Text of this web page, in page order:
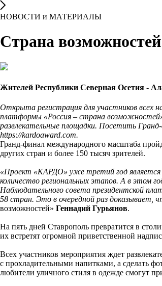
НОВОСТИ и МАТЕРИАЛЫ
Страна возможностей
Жителей Республики Северная Осетия -
Открыта регистрация для участников всех
платформы «Россия – страна
развлекательные площадки. Посетить
https://kardoaward.com.
Гранд-финал международного масштаба
других стран и более 150 тысяч зрителей.
«Проект «КАРДО» уже третий год является
количество региональных этапов. А в этом
Наблюдательного совета президентской
58 стран. Это в очередной раз доказывает,
возможностей» Геннадий Гурьянов.
На пять дней Ставрополь превратится в
их встретят огромной приветственной
Всех участников мероприятия ждет
с прохладительными напитками, а сделать
любители уличного стиля в одежде смогут